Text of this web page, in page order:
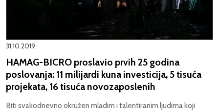
31.10.2019.
HAMAG-BICRO proslavio prvih 25 godina
poslovanja: 11 milijardi kuna investicija, 5 tisuća
projekata, 16 tisuća novozaposlenih
Biti svakodnevno okružen mladim i talentiranim ljudima koji